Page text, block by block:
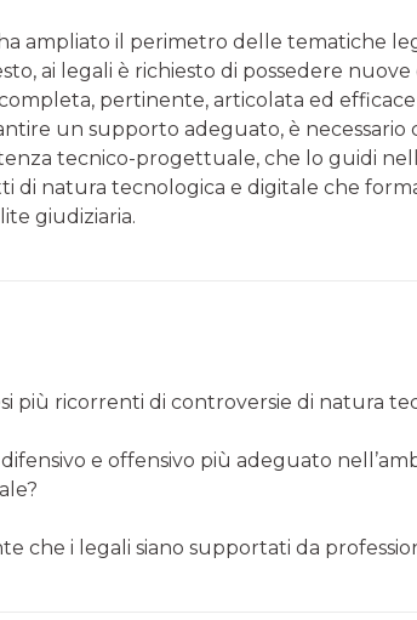
ampliato il perimetro delle tematiche
ai legali è richiesto di possedere
pertinente, articolata ed
un supporto adeguato, è necessario
tecnico-progettuale, che lo guidi
di natura tecnologica e digitale che
giudiziaria.
più ricorrenti di controversie di natura
e offensivo più adeguato
che i legali siano supportati da